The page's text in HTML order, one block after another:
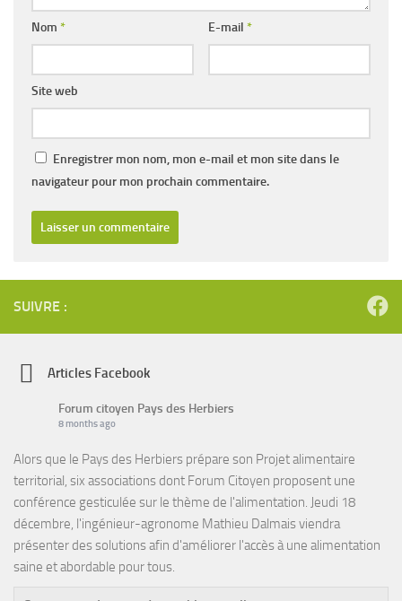
Nom * E-mail *
Site web
Enregistrer mon nom, mon e-mail et mon site dans le
navigateur pour mon prochain commentaire.
SUIVRE :
Articles Facebook
Forum citoyen Pays des Herbiers
8 months ago
Alors que le Pays des Herbiers prépare son Projet alimentaire
territorial, six associations dont Forum Citoyen proposent une
conférence gesticulée sur le thème de l'alimentation. Jeudi 18
décembre, l'ingénieur-agronome Mathieu Dalmais viendra
présenter des solutions afin d'améliorer l'accès à une alimentation
saine et abordable pour tous.